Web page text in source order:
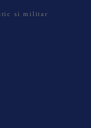
si militar